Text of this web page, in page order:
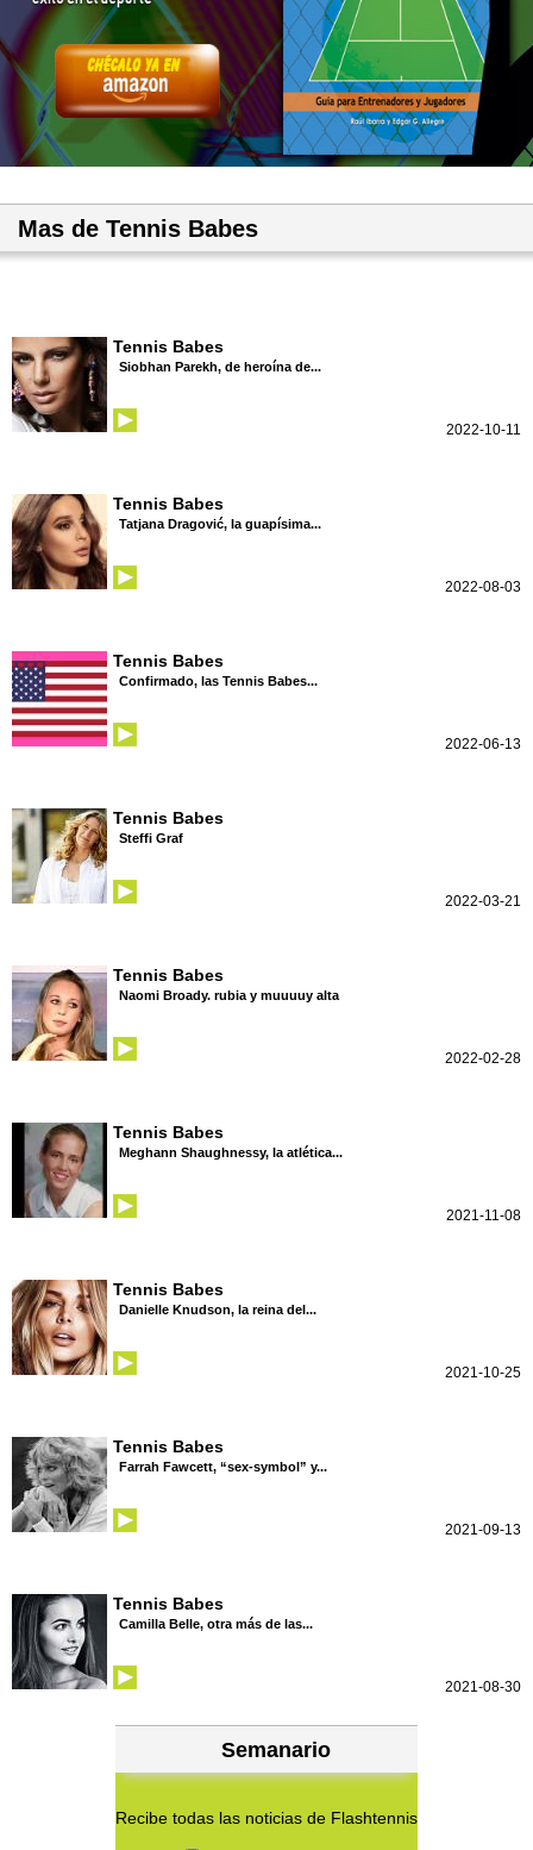
Mas de Tennis Babes
Tennis Babes
Siobhan Parekh, de heroína de...
2022-10-11
Tennis Babes
Tatjana Dragović, la guapísima...
2022-08-03
Tennis Babes
Confirmado, las Tennis Babes...
2022-06-13
Tennis Babes
Steffi Graf
2022-03-21
Tennis Babes
Naomi Broady. rubia y muuuuy alta
2022-02-28
Tennis Babes
Meghann Shaughnessy, la atlética...
2021-11-08
Tennis Babes
Danielle Knudson, la reina del...
2021-10-25
Tennis Babes
Farrah Fawcett, “sex-symbol” y...
2021-09-13
Tennis Babes
Camilla Belle, otra más de las...
2021-08-30
Semanario
Recibe todas las noticias de Flashtennis